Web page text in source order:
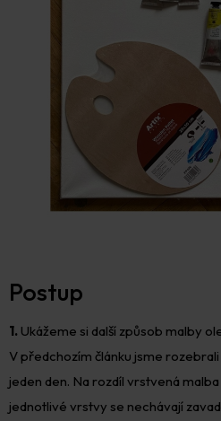
Postup
1. Ukážeme si další způsob malby
V předchozím článku jsme
jeden den. Na rozdíl vrstvená
jednotlivé vrstvy se nechávají